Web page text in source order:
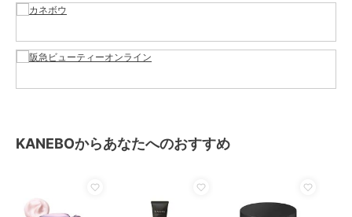
原産国 -
KANEBOからあなたへのおすすめ